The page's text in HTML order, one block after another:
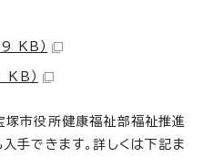
KB）
）
塚市役所健康福祉部福祉推進
手できます。詳しくは下記ま